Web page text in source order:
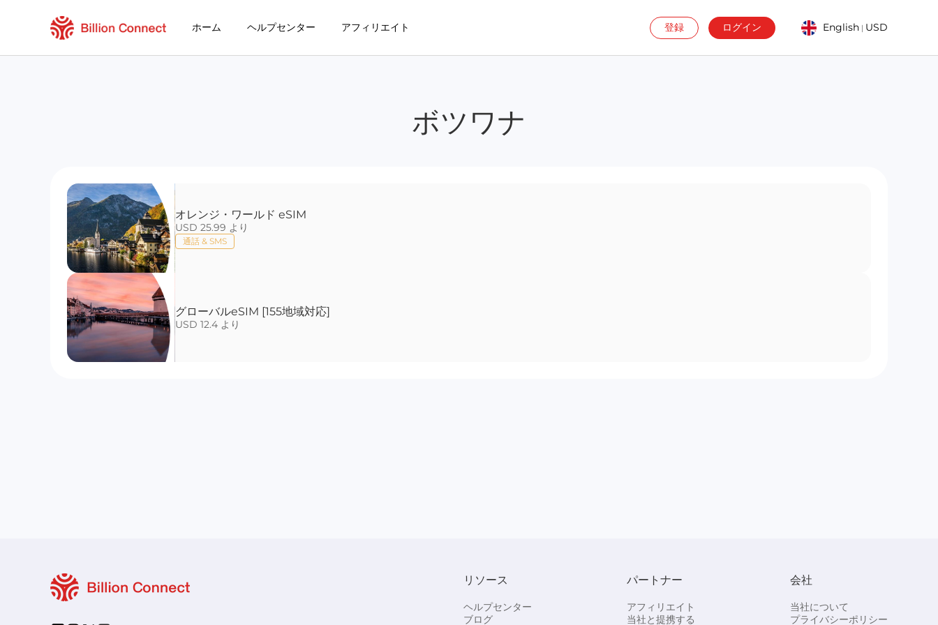
ホーム ヘルプセンター アフィリエイト 登録 ログイン English | USD
ボツワナ
オレンジ・ワールド eSIM
USD 25.99 より
通話 & SMS
グローバルeSIM [155地域対応]
USD 12.4 より
リソース
ヘルプセンター
ブログ
パートナー
アフィリエイト
当社と提携する
会社
当社について
プライバシーポリシー